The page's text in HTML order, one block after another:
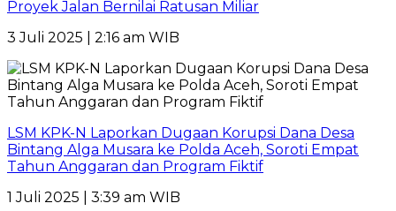
Proyek Jalan Bernilai Ratusan Miliar
3 Juli 2025 | 2:16 am WIB
LSM KPK-N Laporkan Dugaan Korupsi Dana Desa
Bintang Alga Musara ke Polda Aceh, Soroti Empat
Tahun Anggaran dan Program Fiktif
1 Juli 2025 | 3:39 am WIB